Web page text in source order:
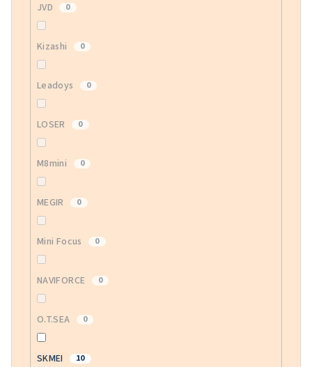
JVD 0
Kizashi 0
Leadoys 0
LOSER 0
M8mini 0
MEGIR 0
Mini Focus 0
NAVIFORCE 0
O.T.SEA 0
SKMEI 10